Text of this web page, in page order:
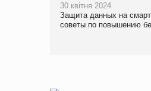
30 квітня 2024
Защита данных на
советы по повышению